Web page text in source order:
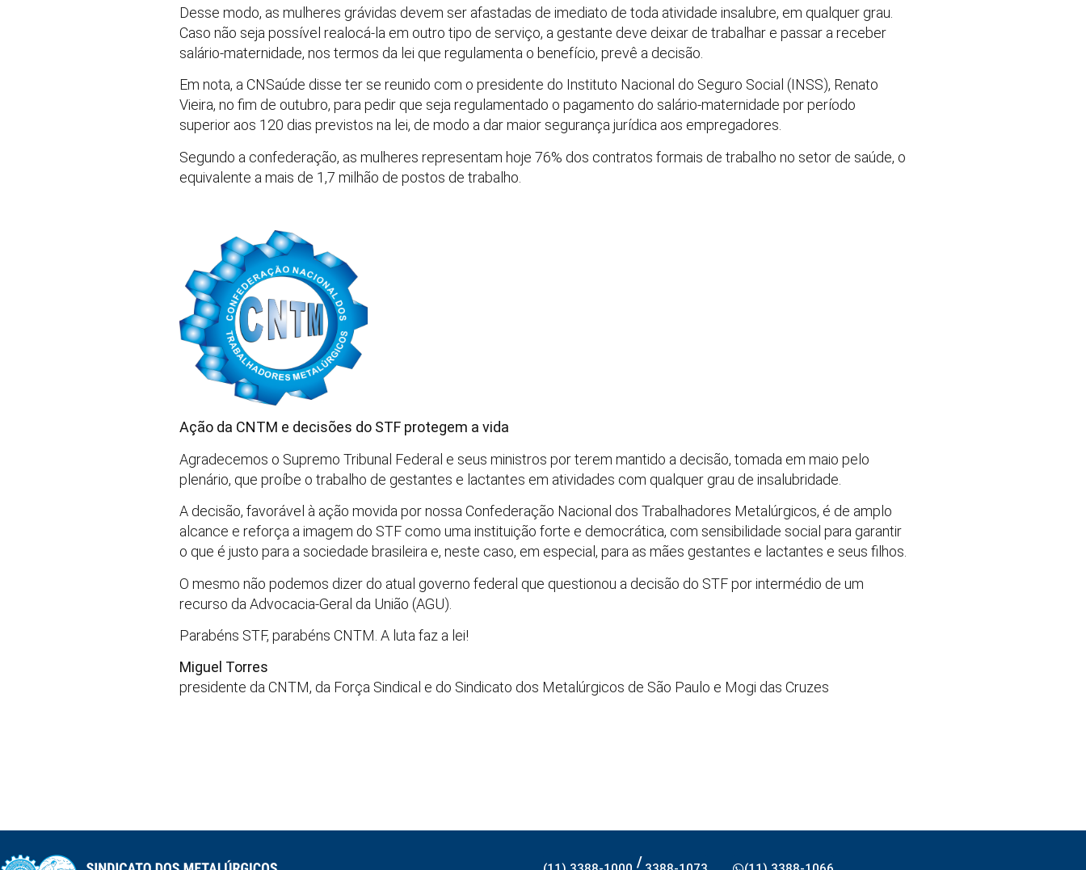
Desse modo, as mulheres grávidas devem ser afastadas de imediato de toda atividade insalubre, em qualquer grau.
Caso não seja possível realocá-la em outro tipo de serviço, a gestante deve deixar de trabalhar e passar a receber
salário-maternidade, nos termos da lei que regulamenta o benefício, prevê a decisão.
Em nota, a CNSaúde disse ter se reunido com o presidente do Instituto Nacional do Seguro Social (INSS), Renato
Vieira, no fim de outubro, para pedir que seja regulamentado o pagamento do salário-maternidade por período
superior aos 120 dias previstos na lei, de modo a dar maior segurança jurídica aos empregadores.
Segundo a confederação, as mulheres representam hoje 76% dos contratos formais de trabalho no setor de saúde, o
equivalente a mais de 1,7 milhão de postos de trabalho.
Ação da CNTM e decisões do STF protegem a vida
Agradecemos o Supremo Tribunal Federal e seus ministros por terem mantido a decisão, tomada em maio pelo
plenário, que proíbe o trabalho de gestantes e lactantes em atividades com qualquer grau de insalubridade.
A decisão, favorável à ação movida por nossa Confederação Nacional dos Trabalhadores Metalúrgicos, é de amplo
alcance e reforça a imagem do STF como uma instituição forte e democrática, com sensibilidade social para garantir
o que é justo para a sociedade brasileira e, neste caso, em especial, para as mães gestantes e lactantes e seus filhos.
O mesmo não podemos dizer do atual governo federal que questionou a decisão do STF por intermédio de um
recurso da Advocacia-Geral da União (AGU).
Parabéns STF, parabéns CNTM. A luta faz a lei!
Miguel Torres
presidente da CNTM, da Força Sindical e do Sindicato dos Metalúrgicos de São Paulo e Mogi das Cruzes
/